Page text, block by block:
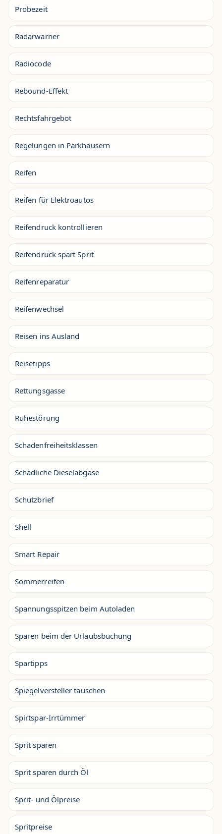
Probezeit
Radarwarner
Radiocode
Rebound-Effekt
Rechtsfahrgebot
Regelungen in Parkhäusern
Reifen
Reifen für Elektroautos
Reifendruck kontrollieren
Reifendruck spart Sprit
Reifenreparatur
Reifenwechsel
Reisen ins Ausland
Reisetipps
Rettungsgasse
Ruhestörung
Schadenfreiheitsklassen
Schädliche Dieselabgase
Schutzbrief
Shell
Smart Repair
Sommerreifen
Spannungsspitzen beim Autoladen
Sparen beim der Urlaubsbuchung
Spartipps
Spiegelversteller tauschen
Spirtspar-Irrtümmer
Sprit sparen
Sprit sparen durch Öl
Sprit- und Ölpreise
Spritpreise